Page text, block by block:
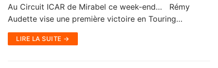
Au Circuit ICAR de Mirabel ce week-end… Rémy
Audette vise une première victoire en Touring…
LIRE LA SUITE →